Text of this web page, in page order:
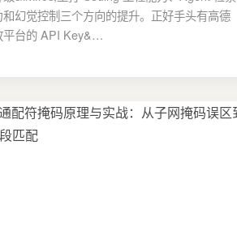
和幻觉控制三个方向的提升。正好手头有高德
平台的 API Key&…